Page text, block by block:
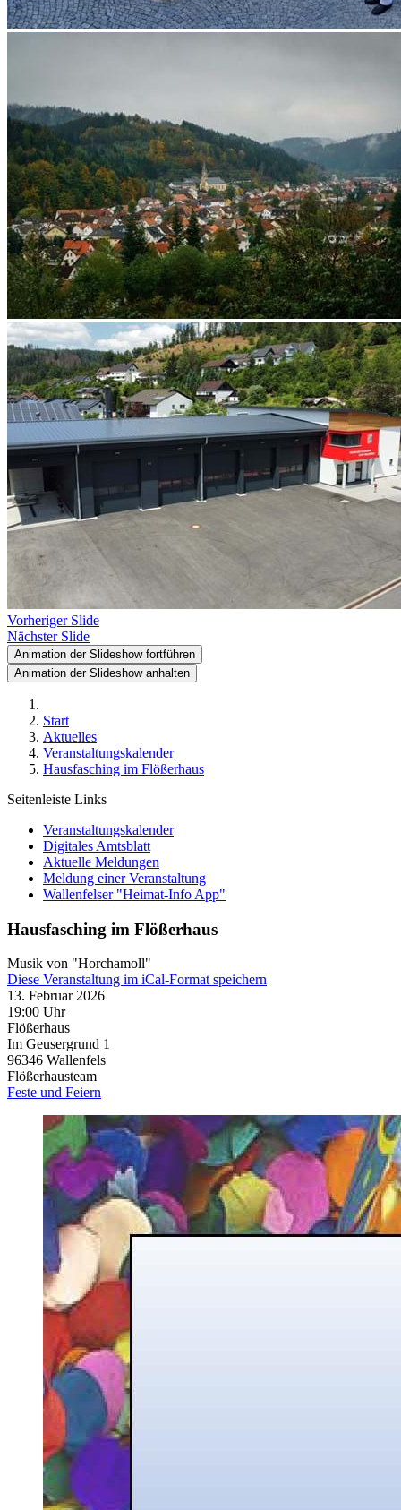
Vorheriger Slide
Nächster Slide
Animation der Slideshow fortführen
Animation der Slideshow anhalten
Start
Aktuelles
Veranstaltungskalender
Hausfasching im Flößerhaus
Seitenleiste Links
Veranstaltungskalender
Digitales Amtsblatt
Aktuelle Meldungen
Meldung einer Veranstaltung
Wallenfelser "Heimat-Info App"
Hausfasching im Flößerhaus
Musik von "Horchamoll"
Diese Veranstaltung im iCal-Format speichern
13. Februar 2026
19:00 Uhr
Flößerhaus
Im Geusergrund 1
96346 Wallenfels
Flößerhausteam
Feste und Feiern